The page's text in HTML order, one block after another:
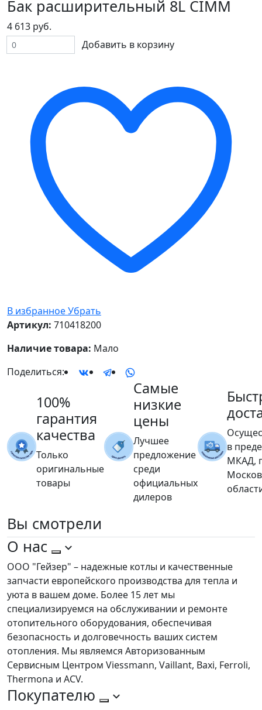
Бак расширительный 8L CIMM
4 613 руб.
Добавить в корзину
В избранноеУбрать
Артикул: 710418200
Наличие товара: Мало
Поделиться:
100%
гарантия
качества
Только
оригинальные
товары
Самые
низкие
цены
Лучшее
предложение
среди
официальных
дилеров
в
МКАД,
Вы смотрели
О нас
ООО "Гейзер" – надежные котлы и качественные
запчасти европейского производства для тепла и
уюта в вашем доме. Более 15 лет мы
специализируемся на обслуживании и ремонте
отопительного оборудования, обеспечивая
безопасность и долговечность ваших систем
отопления. Мы являемся Авторизованным
Сервисным Центром Viessmann, Vaillant, Baxi, Ferroli,
Thermona и ACV.
Покупателю